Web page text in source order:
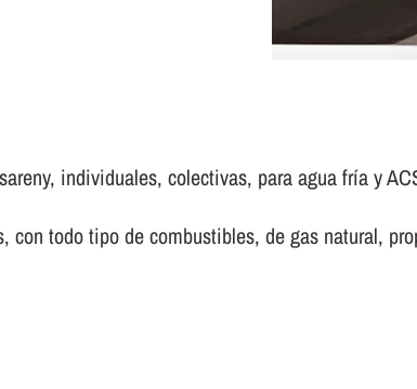
individuales, colectivas, para agua frí­a y
todo tipo de combustibles, de gas natural,